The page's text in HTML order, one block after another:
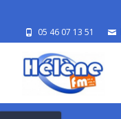
05 46 07 13 51